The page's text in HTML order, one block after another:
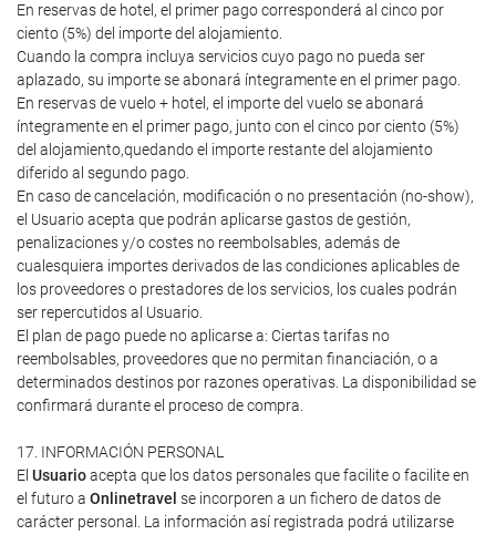
En reservas de hotel, el primer pago corresponderá al cinco por
ciento (5%) del importe del alojamiento.
Cuando la compra incluya servicios cuyo pago no pueda ser
aplazado, su importe se abonará íntegramente en el primer pago.
En reservas de vuelo + hotel, el importe del vuelo se abonará
íntegramente en el primer pago, junto con el cinco por ciento (5%)
del alojamiento,quedando el importe restante del alojamiento
diferido al segundo pago.
En caso de cancelación, modificación o no presentación (no-show),
el Usuario acepta que podrán aplicarse gastos de gestión,
penalizaciones y/o costes no reembolsables, además de
cualesquiera importes derivados de las condiciones aplicables de
los proveedores o prestadores de los servicios, los cuales podrán
ser repercutidos al Usuario.
El plan de pago puede no aplicarse a: Ciertas tarifas no
reembolsables, proveedores que no permitan financiación, o a
determinados destinos por razones operativas. La disponibilidad se
confirmará durante el proceso de compra.
17. INFORMACIÓN PERSONAL
El Usuarioacepta que los datos personales que facilite o facilite en
el futuro a Onlinetravel se incorporen a un fichero de datos de
carácter personal. La información así registrada podrá utilizarse